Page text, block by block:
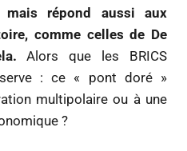
mais répond aussi aux
comme celles de De
Alors que les BRICS
: ce « pont doré »
multipolaire ou à une
?